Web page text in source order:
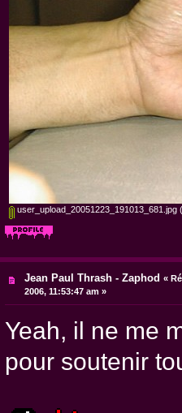
user_upload_20051223_191013_681.jpg
Jean Paul Thrash - Zaphod «
2006, 11:53:47 am »
Yeah, il ne me
pour soutenir